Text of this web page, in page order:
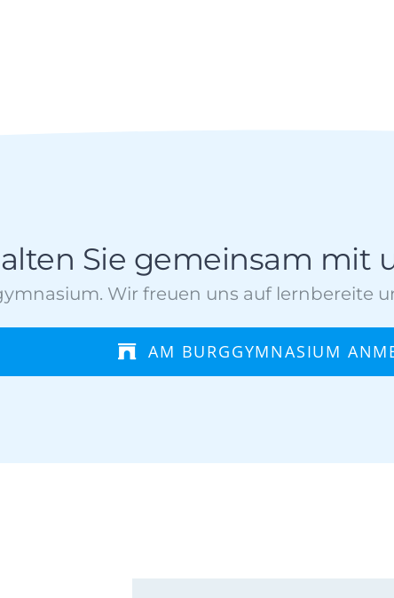
Sie gemeinsam mit
Wir freuen uns auf lernbereite
AM BURGGYMNASIUM